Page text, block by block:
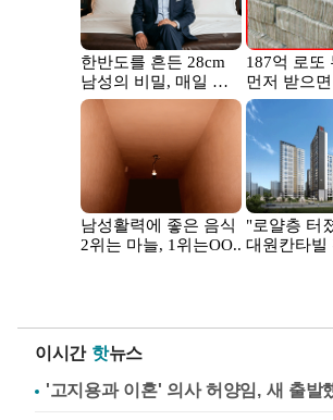
이시간 핫뉴스
'고지용과 이혼' 의사 허양임, 새 출발